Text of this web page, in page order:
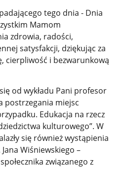
tego dnia - Dnia
Mamom
zdrowia, radości,
satysfakcji, dziękując za
cierpliwość i bezwarunkową
od wykładu Pani profesor
postrzegania miejsc
Edukacja na rzecz
kulturowego”. W
się również wystąpienia
Wiśniewskiego –
związanego z